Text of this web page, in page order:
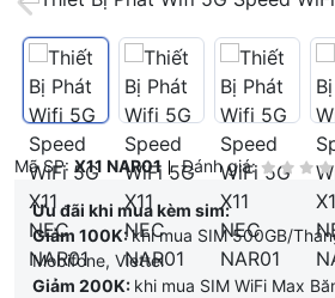
Mã SP: X11 NAR01 Đánh giá:
Ưu đãi khi mua kèm sim:
Giảm 100K:khi mua SIM 500GB/
Mobifone, Viettel
Giảm 200K: khi mua SIM WiFi Max